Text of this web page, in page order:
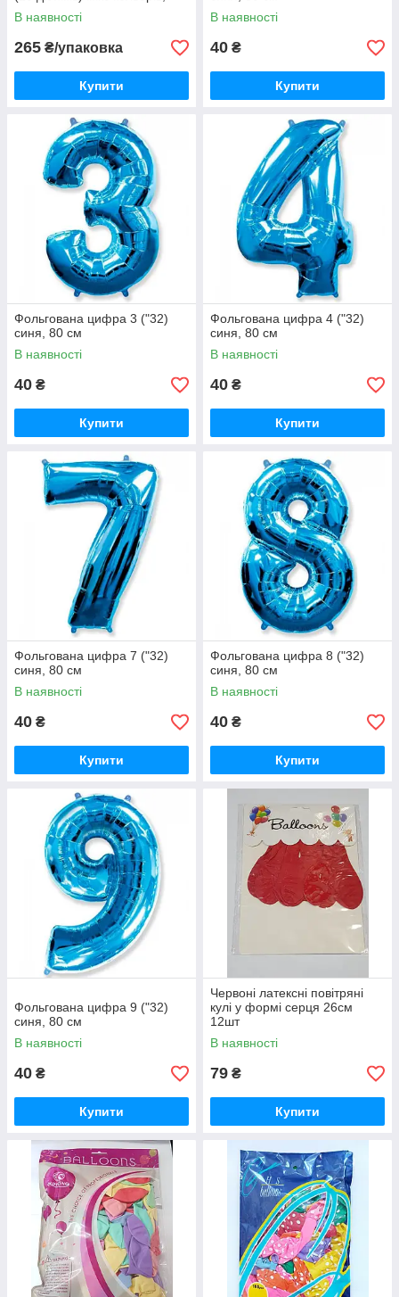
набір 100 шт латексні кулі
для фотозони
В наявності
265 ₴/упаковка
Купити
В наявності
40 ₴
Купити
Фольгована цифра 3 ("32)
синя, 80 см
В наявності
40 ₴
Купити
Фольгована цифра 4 ("32)
синя, 80 см
В наявності
40 ₴
Купити
Фольгована цифра 7 ("32)
синя, 80 см
В наявності
40 ₴
Купити
Фольгована цифра 8 ("32)
синя, 80 см
В наявності
40 ₴
Купити
Фольгована цифра 9 ("32)
синя, 80 см
В наявності
40 ₴
Купити
Червоні латексні повітряні
кулі у формі серця 26см
12шт
В наявності
79 ₴
Купити